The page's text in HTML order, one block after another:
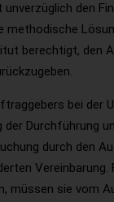
den
methodische
berechtigt, den
bei der
der Durchführung
durch den
Vereinbarung.
müssen sie vom